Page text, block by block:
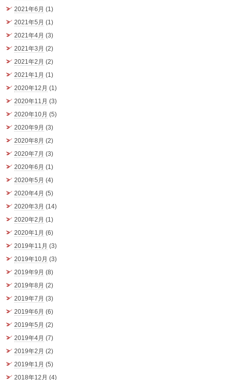
2021年6月 (1)
2021年5月 (1)
2021年4月 (3)
2021年3月 (2)
2021年2月 (2)
2021年1月 (1)
2020年12月 (1)
2020年11月 (3)
2020年10月 (5)
2020年9月 (3)
2020年8月 (2)
2020年7月 (3)
2020年6月 (1)
2020年5月 (4)
2020年4月 (5)
2020年3月 (14)
2020年2月 (1)
2020年1月 (6)
2019年11月 (3)
2019年10月 (3)
2019年9月 (8)
2019年8月 (2)
2019年7月 (3)
2019年6月 (6)
2019年5月 (2)
2019年4月 (7)
2019年2月 (2)
2019年1月 (5)
2018年12月 (4)